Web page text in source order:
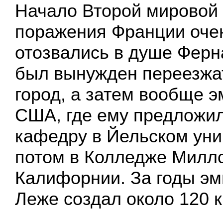
Начало Второй
поражения Франции
отозвались в душе
был вынужден
город, а затем вообще
США, где ему
кафедру в Йельском
потом в Колледже
Калифорнии. За годы
Леже создал около 120